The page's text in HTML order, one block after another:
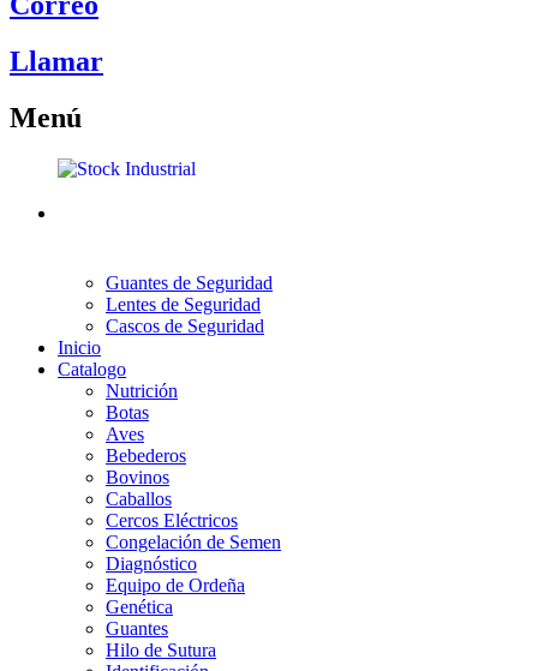
Llamar
Menú
Guantes de Seguridad
Lentes de Seguridad
Cascos de Seguridad
Inicio
Catalogo
Nutrición
Botas
Aves
Bebederos
Bovinos
Caballos
Cercos Eléctricos
Congelación de Semen
Diagnóstico
Equipo de Ordeña
Genética
Guantes
Hilo de Sutura